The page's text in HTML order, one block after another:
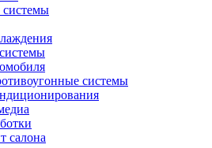
системы
салона